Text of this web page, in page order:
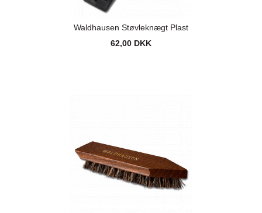
Waldhausen Støvleknægt Plast
62,00 DKK